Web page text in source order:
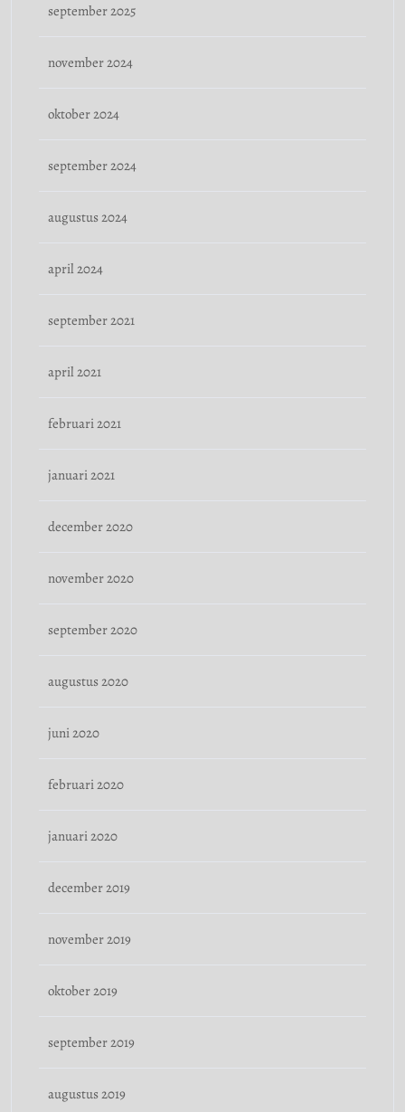
september 2025
november 2024
oktober 2024
september 2024
augustus 2024
april 2024
september 2021
april 2021
februari 2021
januari 2021
december 2020
november 2020
september 2020
augustus 2020
juni 2020
februari 2020
januari 2020
december 2019
november 2019
oktober 2019
september 2019
augustus 2019